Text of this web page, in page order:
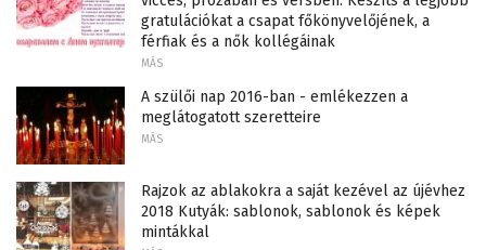
gratulációkat a csapat főkönyvelőjének, a
férfiak és a nők kollégáinak
MÁS
A szülői nap 2016-ban - emlékezzen a
meglátogatott szeretteire
MÁS
Rajzok az ablakokra a saját kezével az újévhez
2018 Kutyák: sablonok, sablonok és képek
mintákkal